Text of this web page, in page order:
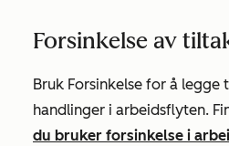
Forsinkelse av
Bruk Forsinkelse for å legge
handlinger i arbeidsflyten.
du bruker forsinkelse i